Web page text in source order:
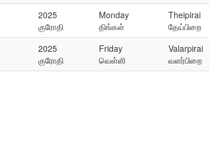
2025
குரோதி
Monday
திங்கள்
Theipirai
தேய்பிறை
2025
குரோதி
Friday
வெள்ளி
Valarpirai
வளர்பிறை